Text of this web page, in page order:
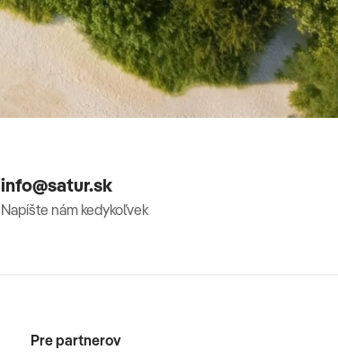
info@satur.sk
Napíšte nám kedykoľvek
Pre partnerov